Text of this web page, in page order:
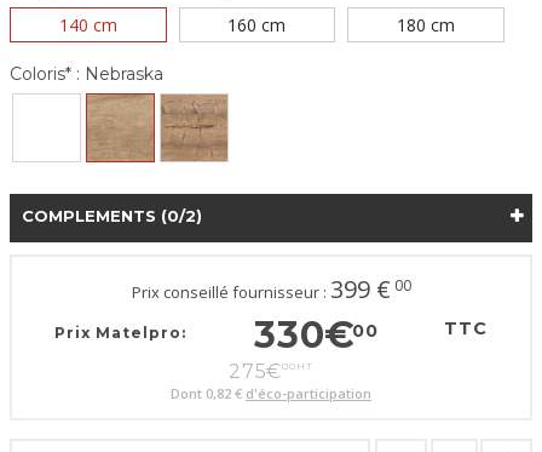
140 cm 160 cm 180 cm
Coloris* : Nebraska
COMPLEMENTS (0/2)
Prix conseillé fournisseur : 399 € 00
Prix Matelpro: 330€00 TTC
275€00 HT
Dont 0,82 € d'éco-participation